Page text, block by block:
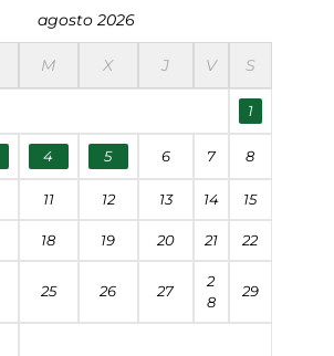
agosto 2026
M X J V S
1
4 5 6 7 8
11 12 13 14 15
18 19 20 21 22
25 26 27
2
8
29